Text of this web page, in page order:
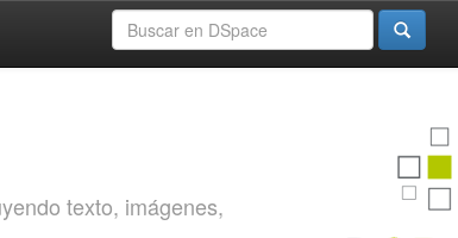
texto, imágenes,